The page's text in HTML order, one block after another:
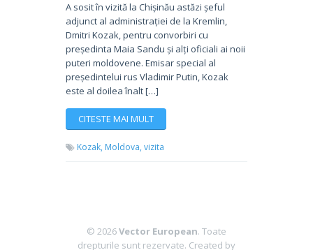
A sosit în vizită la Chișinău astăzi șeful
adjunct al administrației de la Kremlin,
Dmitri Kozak, pentru convorbiri cu
președinta Maia Sandu și alți oficiali ai noii
puteri moldovene. Emisar special al
președintelui rus Vladimir Putin, Kozak
este al doilea înalt […]
CITESTE MAI MULT
Kozak, Moldova, vizita
© 2026Vector European. Toate
drepturile sunt rezervate. Created by